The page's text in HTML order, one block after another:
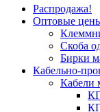
Распродажа!
Оптовые
Скоба
Бирки
Кабельно-
Кабели